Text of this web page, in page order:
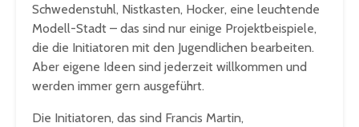
Schwedenstuhl, Nistkasten, Hocker, eine leuchtende
Modell-Stadt – das sind nur einige Projektbeispiele,
die die Initiatoren mit den Jugendlichen bearbeiten.
Aber eigene Ideen sind jederzeit willkommen und
werden immer gern ausgeführt.
Die Initiatoren, das sind Francis Martin,